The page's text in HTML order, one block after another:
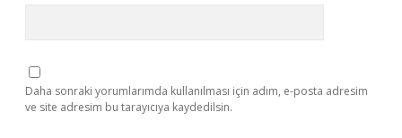
Daha sonraki yorumlarımda kullanılması için adım, e-posta adresim
ve site adresim bu tarayıcıya kaydedilsin.